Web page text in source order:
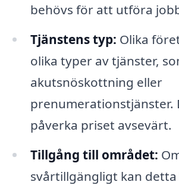
behövs för att utföra
Tjänstens typ: Olika
olika typer av tjänster,
akutsnöskottning eller
prenumerationstjänster.
påverka priset avsevärt.
Tillgång till området:
svårtillgängligt kan detta